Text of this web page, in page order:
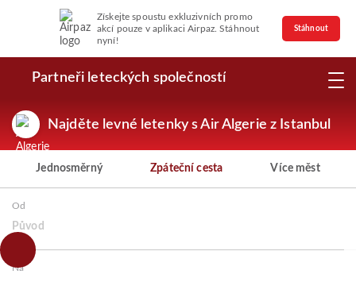
Získejte spoustu exkluzivních promo
akcí pouze v aplikaci Airpaz. Stáhnout
nyní!
Stáhnout
Partneři leteckých společností
Najděte levné letenky s Air Algerie z Istanbul
Jednosměrný Zpáteční cesta Více měst
Od
Původ
Na